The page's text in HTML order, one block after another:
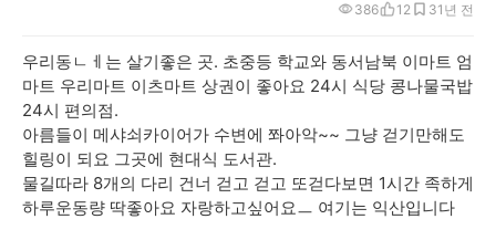
1년 전
386 12 3
우리동ㄴㅔ는 살기좋은 곳. 초중등 학교와 동서남북 이마트 엄
마트 우리마트 이츠마트 상권이 좋아요 24시 식당 콩나물국밥
24시 편의점.
아름들이 메샤쇠카이어가 수변에 쫘아악~~ 그냥 걷기만해도
힐링이 되요 그곳에 현대식 도서관.
물길따라 8개의 다리 건너 걷고 걷고 또걷다보면 1시간 족하게
하루운동량 딱좋아요 자랑하고싶어요ㅡ 여기는 익산입니다